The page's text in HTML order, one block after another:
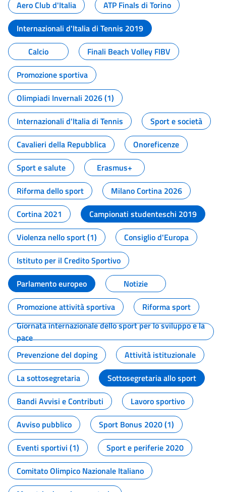
Aero Club d'Italia
ATP Finals di Torino
Internazionali d'Italia di Tennis 2019
Calcio
Finali Beach Volley FIBV
Promozione sportiva
Olimpiadi Invernali 2026 (1)
Internazionali d'Italia di Tennis
Sport e società
Cavalieri della Repubblica
Onoreficenze
Sport e salute
Erasmus+
Riforma dello sport
Milano Cortina 2026
Cortina 2021
Campionati studenteschi 2019
Violenza nello sport (1)
Consiglio d'Europa
Istituto per il Credito Sportivo
Parlamento europeo
Notizie
Promozione attività sportiva
Riforma sport
Giornata internazionale dello sport per lo sviluppo e la
pace
Prevenzione del doping
Attività istituzionale
La sottosegretaria
Sottosegretaria allo sport
Bandi Avvisi e Contributi
Lavoro sportivo
Avviso pubblico
Sport Bonus 2020 (1)
Eventi sportivi (1)
Sport e periferie 2020
Comitato Olimpico Nazionale Italiano